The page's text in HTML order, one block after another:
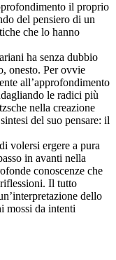
il proprio
del pensiero di un
che lo hanno
ha senza dubbio
onesto. Per ovvie
all’approfondimento
le radici più
nella creazione
del suo pensare: il
volersi ergere a pura
in avanti nella
conoscenze che
Il tutto
dello
mossi da intenti